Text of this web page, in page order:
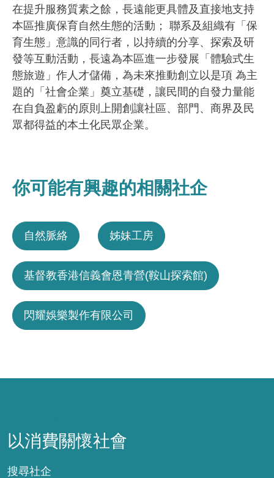
在提升服務質素之餘，長遠能更具體及直接地支持
本區推廣保育自然生態的活動； 聯系及組織有「保
育生態」意識的同行者，以持續的分享、探索及研
發等互動活動，長遠為本區進一步發展「體驗式生
態旅遊」作人才儲備，為未來推動創立以是項 為主
題的「社會企業」奠立基礎，讓民間的自發力量能
在自負盈虧的原則上開創讓社區、部門、商界及民
眾都得益的本土化民眾企業。
你可能有興趣的相關社企
自然脈絡 姊妹工房
基督教香港信義會恩青營(鞍山探索館)
閃耀娛樂製作有限公司
以消費關懷社會
搜尋社企